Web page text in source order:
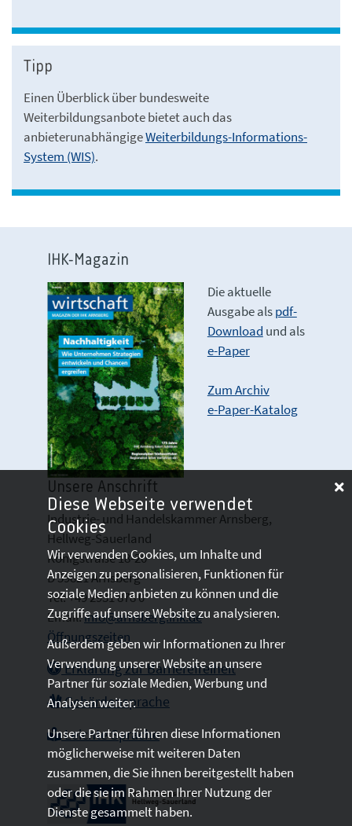
Tipp
Einen Überblick über bundesweite
Weiterbildungsanbote bietet auch das
anbieterunabhängigeWeiterbildungs-Informations-
System (WIS).
IHK-Magazin
Die aktuelle
Ausgabe alspdf-
Download und als
e-Paper
Zum Archiv
e-Paper-Katalog
Unsere Anschrift
Industrie- und Handelskammer Arnsberg,
Hellweg-Sauerland
Königstraße 18-20
D 59821 Arnsberg
Tel: +49 2931 878 0
Email:info@arnsberg.ihk.de
Öffnungszeiten
Erklärung zur Barrierefreiheit
Gebärdensprache
Leichte Sprache
Diese Webseite verwendet
Cookies
Wir verwenden Cookies, um Inhalte und
Anzeigen zu personalisieren, Funktionen für
soziale Medien anbieten zu können und die
Zugriffe auf unsere Website zu analysieren.
Außerdem geben wir Informationen zu Ihrer
Verwendung unserer Website an unsere
Partner für soziale Medien, Werbung und
Analysen weiter.
Unsere Partner führen diese Informationen
möglicherweise mit weiteren Daten
zusammen, die Sie ihnen bereitgestellt haben
oder die sie im Rahmen Ihrer Nutzung der
Dienste gesammelt haben.